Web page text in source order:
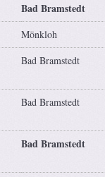
Bad Bramstedt
Mönkloh
Bad Bramstedt
Bad Bramstedt
Bad Bramstedt